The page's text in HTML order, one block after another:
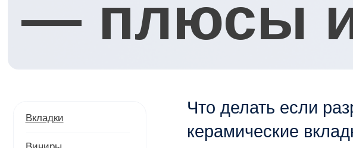
минусы